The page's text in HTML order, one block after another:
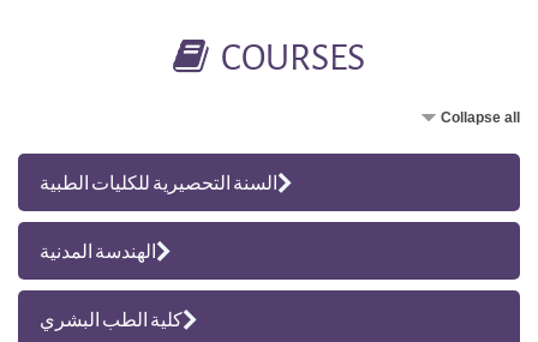
COURSES
Collapse all
السنة التحصيرية للكليات الطبية
الهندسة المدنية
كلية الطب البشري